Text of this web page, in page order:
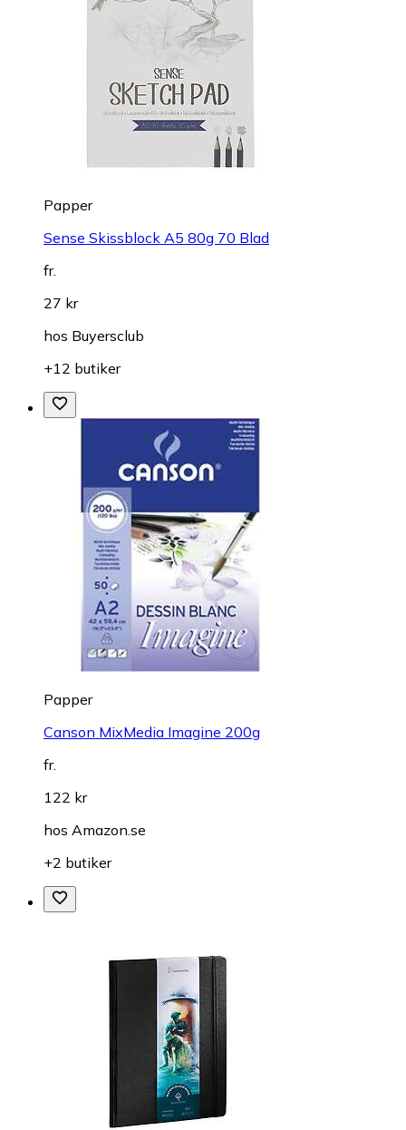
Papper
Sense Skissblock A5 80g 70 Blad
fr.
27 kr
hos Buyersclub
+12 butiker
Papper
Canson MixMedia Imagine 200g
fr.
122 kr
hos Amazon.se
+2 butiker